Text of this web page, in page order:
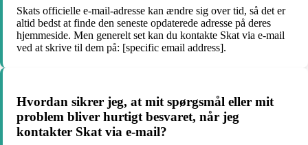
Skats officielle e-mail-adresse kan ændre sig over tid, så det er
altid bedst at finde den seneste opdaterede adresse på deres
hjemmeside. Men generelt set kan du kontakte Skat via e-mail
ved at skrive til dem på: [specific email address].
Hvordan sikrer jeg, at mit spørgsmål eller mit
problem bliver hurtigt besvaret, når jeg
kontakter Skat via e-mail?